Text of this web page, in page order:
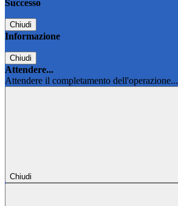
Successo
Chiudi
Informazione
Chiudi
Attendere...
Attendere il completamento dell'operazione...
Chiudi